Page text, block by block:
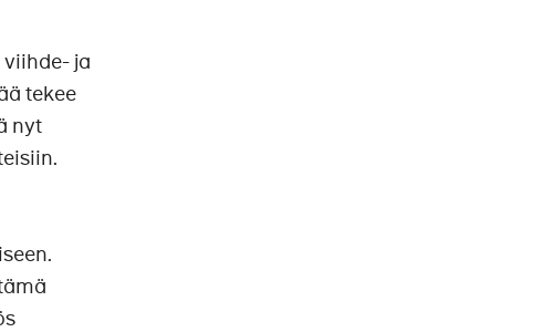
ja
tekee
nyt